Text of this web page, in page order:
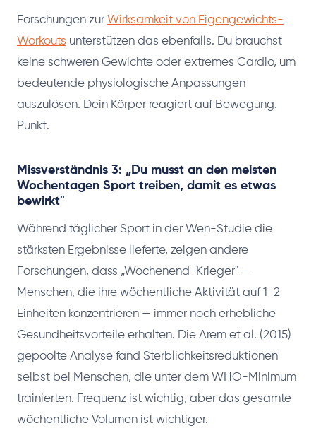
Forschungen zur Wirksamkeit von Eigengewichts-
Workouts unterstützen das ebenfalls. Du brauchst
keine schweren Gewichte oder extremes Cardio, um
bedeutende physiologische Anpassungen
auszulösen. Dein Körper reagiert auf Bewegung.
Punkt.
Missverständnis 3: „Du musst an den meisten
Wochentagen Sport treiben, damit es etwas
bewirkt"
Während täglicher Sport in der Wen-Studie die
stärksten Ergebnisse lieferte, zeigen andere
Forschungen, dass „Wochenend-Krieger" —
Menschen, die ihre wöchentliche Aktivität auf 1-2
Einheiten konzentrieren — immer noch erhebliche
Gesundheitsvorteile erhalten. Die Arem et al. (2015)
gepoolte Analyse fand Sterblichkeitsreduktionen
selbst bei Menschen, die unter dem WHO-Minimum
trainierten. Frequenz ist wichtig, aber das gesamte
wöchentliche Volumen ist wichtiger.